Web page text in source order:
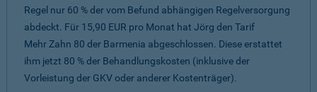
Regel nur 60 % der vom Befund abhängigen Regelversorgung
abdeckt. Für 15,90 EUR pro Monat hat Jörg den Tarif
Mehr Zahn 80 der Barmenia abgeschlossen. Diese erstattet
ihm jetzt 80 % der Behandlungskosten (inklusive der
Vorleistung der GKV oder anderer Kostenträger).